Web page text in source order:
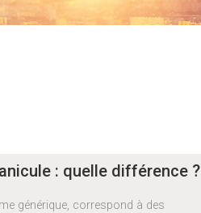
: quelle différence ?
générique, correspond à des